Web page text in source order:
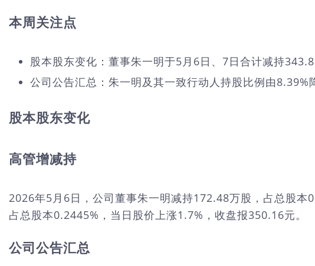
本周关注点
股本股东变化：董事朱一明于5月6日、7日合计减持
公司公告汇总：朱一明及其一致行动人持股比例由8.39%
股本股东变化
高管增减持
2026年5月6日，公司董事朱一明减持172.48万股，占总股
占总股本0.2445%，当日股价上涨1.7%，收盘报350.16元。
公司公告汇总